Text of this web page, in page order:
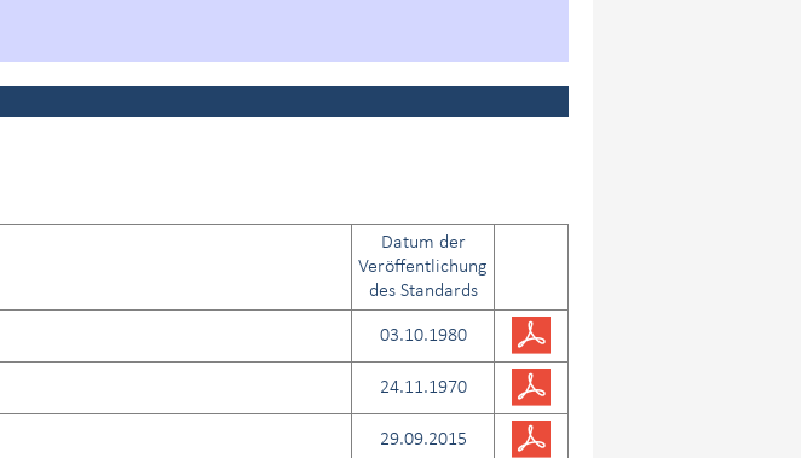
Datum der
Veröffentlichung
des Standards
03.10.1980
24.11.1970
29.09.2015